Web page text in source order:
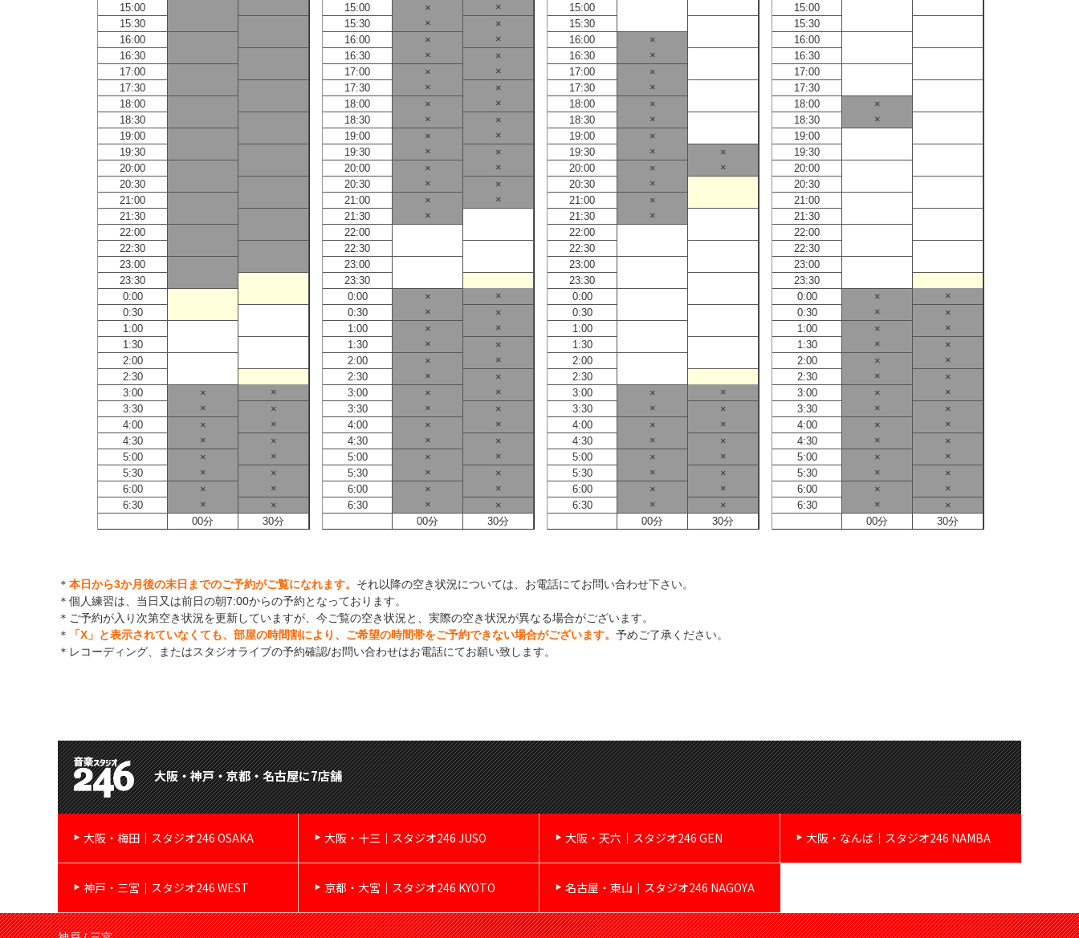
15:00
15:30
16:00
16:30
17:00
17:30
18:00
18:30
19:00
19:30
20:00
20:30
21:00
21:30
22:00
22:30
23:00
23:30
0:00
0:30
1:00
1:30
2:00
2:30
3:00
×
×
3:30
×
×
4:00
×
×
4:30
×
×
5:00
×
×
5:30
×
×
6:00
×
×
6:30
×
×
00分
30分
15:00
×
×
15:30
×
×
16:00
×
×
16:30
×
×
17:00
×
×
17:30
×
×
18:00
×
×
18:30
×
×
19:00
×
×
19:30
×
×
20:00
×
×
20:30
×
×
21:00
×
×
21:30
×
22:00
22:30
23:00
23:30
0:00
×
×
0:30
×
×
1:00
×
×
1:30
×
×
2:00
×
×
2:30
×
×
3:00
×
×
3:30
×
×
4:00
×
×
4:30
×
×
5:00
×
×
5:30
×
×
6:00
×
×
6:30
×
×
00分
30分
15:00
15:30
16:00
×
16:30
×
17:00
×
17:30
×
18:00
×
18:30
×
19:00
×
19:30
×
×
20:00
×
×
20:30
×
21:00
×
21:30
×
22:00
22:30
23:00
23:30
0:00
0:30
1:00
1:30
2:00
2:30
3:00
×
×
3:30
×
×
4:00
×
×
4:30
×
×
5:00
×
×
5:30
×
×
6:00
×
×
6:30
×
×
00分
30分
15:00
15:30
16:00
16:30
17:00
17:30
18:00
×
18:30
×
19:00
19:30
20:00
20:30
21:00
21:30
22:00
22:30
23:00
23:30
0:00
×
×
0:30
×
×
1:00
×
×
1:30
×
×
2:00
×
×
2:30
×
×
3:00
×
×
3:30
×
×
4:00
×
×
4:30
×
×
5:00
×
×
5:30
×
×
6:00
×
×
6:30
×
×
00分
30分
＊ 本日から3か月後の末日までのご予約がご覧になれます。 それ以降の空き状況については、お電話にてお問い合わせ下さい。
＊個人練習は、当日又は前日の朝7:00からの予約となっております。
＊ご予約が入り次第空き状況を更新していますが、今ご覧の空き状況と、実際の空き状況が異なる場合がございます。
＊
「X」と表示されていなくても、部屋の時間割により、ご希望の時間帯をご予約できない場合がございます。 予めご了承ください。
＊レコーディング、またはスタジオライブの予約確認/お問い合わせはお電話にてお願い致します。
大阪・神戸・京都・名古屋に7店舗
大阪・梅田｜スタジオ246 OSAKA 大阪・十三｜スタジオ246 JUSO 大阪・天六｜スタジオ246 GEN 大阪・なんば｜スタジオ246 NAMBA
神戸・三宮｜スタジオ246 WEST 京都・大宮｜スタジオ246 KYOTO 名古屋・東山｜スタジオ246 NAGOYA